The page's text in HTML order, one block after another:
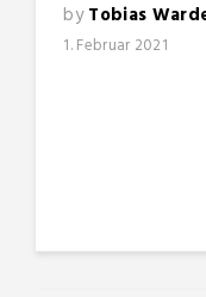
byTobias
1. Februar 2021